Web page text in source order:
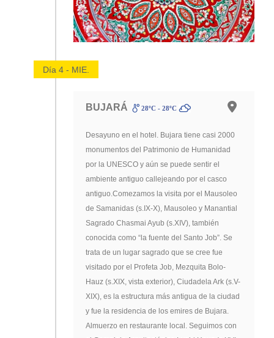
Día 4 - MIE.
BUJARÁ 28ºC - 28ºC
Desayuno en el hotel. Bujara tiene casi 2000
monumentos del Patrimonio de Humanidad
por la UNESCO y aún se puede sentir el
ambiente antiguo callejeando por el casco
antiguo.Comezamos la visita por el Mausoleo
de Samanidas (s.IX-X), Mausoleo y Manantial
Sagrado Chasmai Ayub (s.XIV), también
conocida como “la fuente del Santo Job”. Se
trata de un lugar sagrado que se cree fue
visitado por el Profeta Job, Mezquita Bolo-
Hauz (s.XIX, vista exterior), Ciudadela Ark (s.V-
XIX), es la estructura más antigua de la ciudad
y fue la residencia de los emires de Bujara.
Almuerzo en restaurante local. Seguimos con